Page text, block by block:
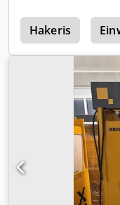
Hakeris